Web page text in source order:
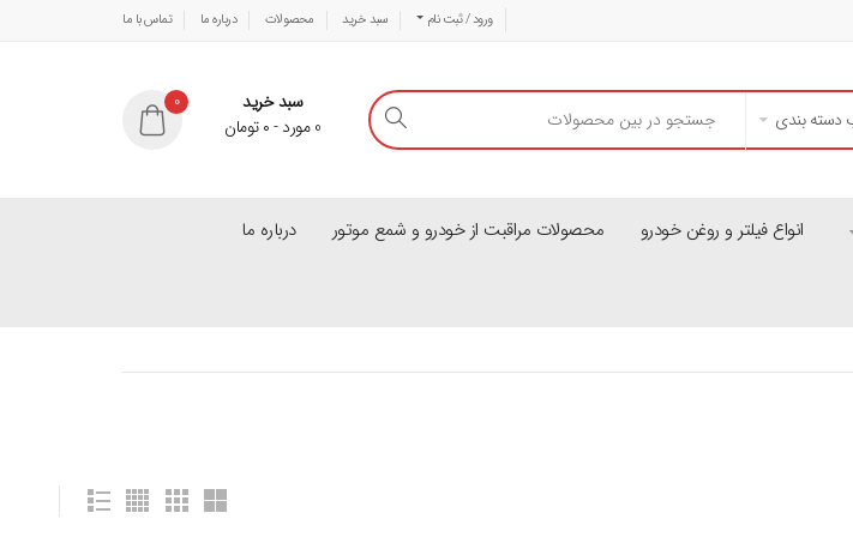
ورود / ثبت نام سبد خرید محصولات درباره ما تماس با ما
دسته بندی
0
سبد خرید
0مورد-۰ تومان
انواع فیلتر و روغن خودرو محصولات مراقبت از خودرو و شمع موتور درباره ما